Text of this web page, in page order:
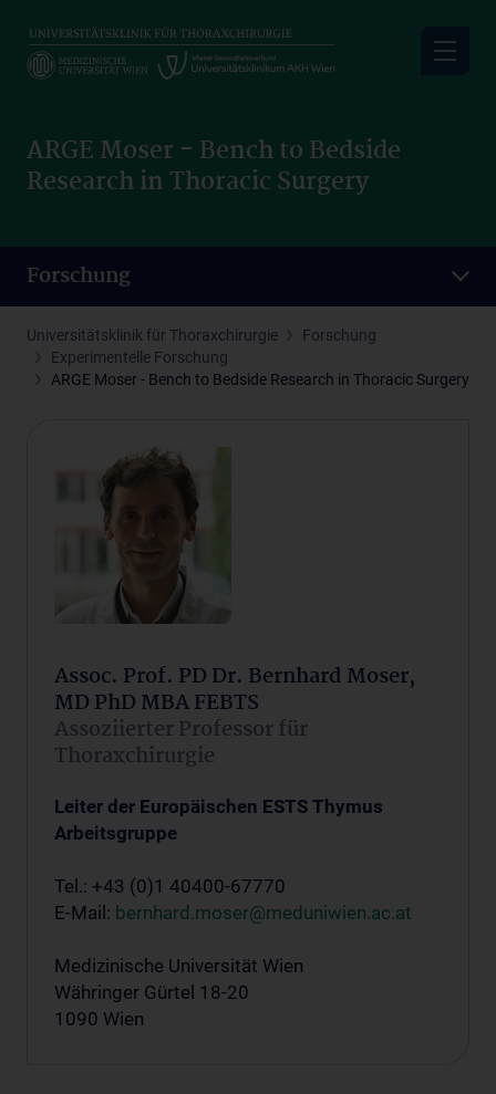
main
ARGE Moser - Bench to Bedside
Research in Thoracic Surgery
Forschung
Universitätsklinik für Thoraxchirurgie
Forschung
Experimentelle Forschung
ARGE Moser - Bench to Bedside Research in Thoracic Surgery
Assoc. Prof. PD Dr. Bernhard Moser,
MD PhD MBA FEBTS
Assoziierter Professor für
Thoraxchirurgie
Leiter der Europäischen ESTS Thymus
Arbeitsgruppe
Tel.: +43 (0)1 40400-67770
E-Mail: bernhard.moser@meduniwien.ac.at
Medizinische Universität Wien
Währinger Gürtel 18-20
1090 Wien